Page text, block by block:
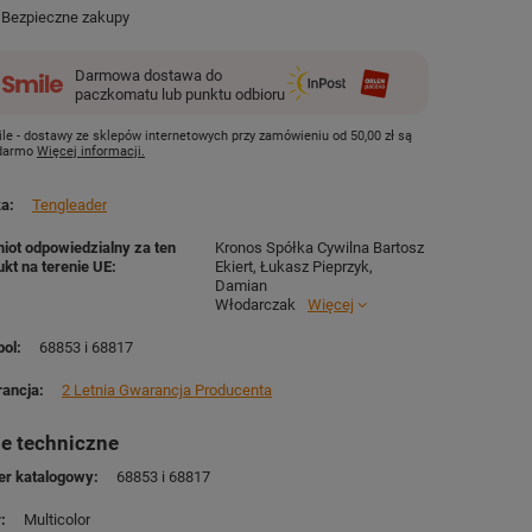
Bezpieczne zakupy
Darmowa dostawa do
paczkomatu lub punktu odbioru
- dostawy ze sklepów internetowych przy zamówieniu od 50,00 zł są
Więcej informacji.
Tengleader
odpowiedzialny za ten
na terenie UE
Kronos Spółka Cywilna Bartosz
Ekiert, Łukasz Pieprzyk,
Damian
Włodarczak
Więcej
68853 i 68817
2 Letnia Gwarancja Producenta
techniczne
katalogowy 68853 i 68817
Multicolor